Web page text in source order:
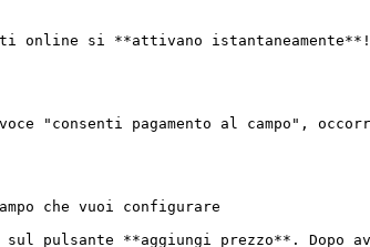
online si **attivano istantaneamente**!
"consenti pagamento al campo",
che vuoi configurare
pulsante **aggiungi prezzo**. Dopo